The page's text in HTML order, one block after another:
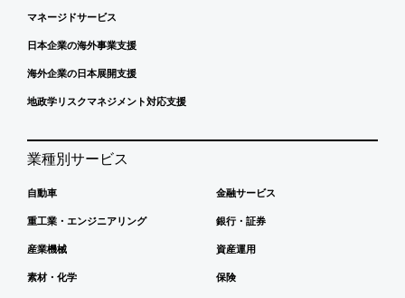
マネージドサービス
日本企業の海外事業支援
海外企業の日本展開支援
地政学リスクマネジメント対応支援
業種別サービス
自動車
重工業・エンジニアリング
産業機械
素材・化学
金融サービス
銀行・証券
資産運用
保険